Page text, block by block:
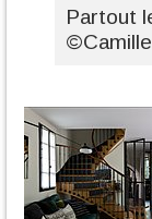
Partout